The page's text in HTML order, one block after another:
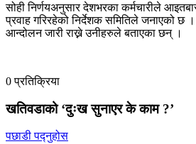
सोही निर्णयअनुसार देशभरका कर्मचारीले
प्रवाह गरिरहेको निर्देशक समितिले जनाएको छ
आन्दोलन जारी राख्ने उनीहरुले बताएका छन् ।
0 प्रतिक्रिया
खतिवडाको ‘दुःख सुनाएर के काम ?’
पछाडी पद्नुहोस